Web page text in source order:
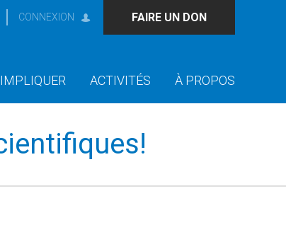
CONNEXION FAIRE UN DON
ACTIVITÉS À PROPOS